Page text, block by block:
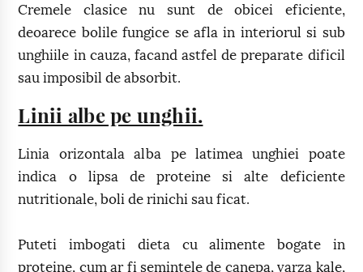
Cremele clasice nu sunt de obicei eficiente,
deoarece bolile fungice se afla in interiorul si sub
unghiile in cauza, facand astfel de preparate dificil
sau imposibil de absorbit.
Linii albe pe unghii.
Linia orizontala alba pe latimea unghiei poate
indica o lipsa de proteine si alte deficiente
nutritionale, boli de rinichi sau ficat.
Puteti imbogati dieta cu alimente bogate in
proteine, cum ar fi semintele de canepa, varza kale,